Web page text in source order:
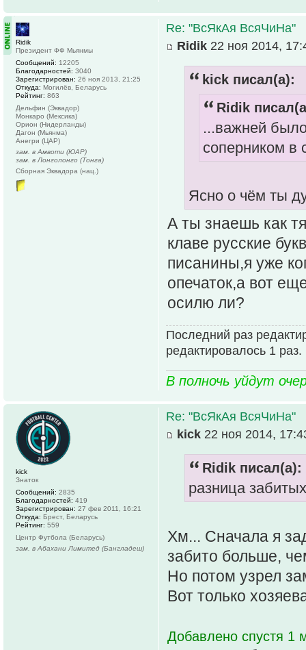
Re: "ВсЯкАя ВсяЧиНа"
Ridik 22 ноя 2014,
kick писал(а):
Ridik
...важней
соперником в
Ясно о чём ты
А ты знаешь как
клаве русские
писанины,я уже
опечаток,а вот
осилю ли?
Последний раз
редактировалось 1 раз.
В полночь уйдут
Ridik
Президент ФФ Мьянмы
Сообщений: 12205
Благодарностей: 3040
Зарегистрирован: 26 ноя 2013, 21:25
Откуда: Могилёв, Беларусь
Рейтинг: 863
Дельфин (Эквадор)
Монкаро (Мексика)
Орион (Нидерланды)
Дагон (Мьянма)
Анегри (ЦАР)
зам. в Амвоти (ЮАР)
зам. в Лонголонго (Тонга)
Сборная Эквадора (нац.)
Re: "ВсЯкАя ВсяЧиНа"
kick 22 ноя 2014,
Ridik писал(а):
разница
Хм... Сначала я
забито больше,
Но потом узрел
Вот только
Добавлено спустя 1
kick
Знаток
Сообщений: 2835
Благодарностей: 419
Зарегистрирован: 27 фев 2011, 16:21
Откуда: Брест, Беларусь
Рейтинг: 559
Центр Футбола (Беларусь)
зам. в Абахани Лимитед (Бангладеш)